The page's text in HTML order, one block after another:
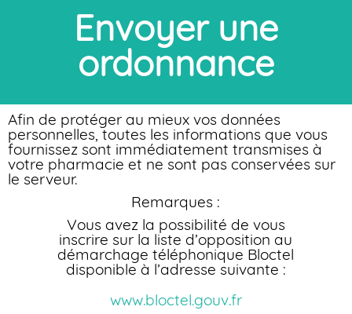
Envoyer une
ordonnance
Afin de protéger au mieux vos données
personnelles, toutes les informations que vous
fournissez sont immédiatement transmises à
votre pharmacie et ne sont pas conservées sur
le serveur.
Remarques :
Vous avez la possibilité de vous
inscrire sur la liste d’opposition au
démarchage téléphonique Bloctel
disponible à l’adresse suivante :
www.bloctel.gouv.fr